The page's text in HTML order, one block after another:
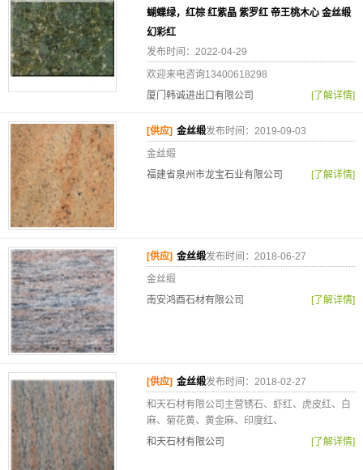
蝴蝶绿，红棕 红紫晶 紫罗红 帝王桃木心 金丝缎
幻彩红
发布时间：2022-04-29
欢迎来电咨询13400618298
厦门韩诚进出口有限公司
[了解详情]
[供应] 金丝缎发布时间：2019-09-03
金丝缎
福建省泉州市龙宝石业有限公司
[了解详情]
[供应] 金丝缎发布时间：2018-06-27
金丝缎
南安鸿酉石材有限公司
[了解详情]
[供应] 金丝缎发布时间：2018-02-27
和天石材有限公司主营锈石、虾红、虎皮红、白
麻、菊花黄、黄金麻、印度红、
和天石材有限公司
[了解详情]